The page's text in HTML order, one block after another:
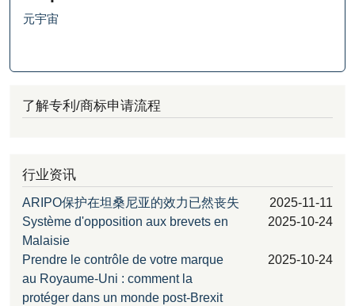
元宇宙
了解专利/商标申请流程
行业资讯
ARIPO保护在坦桑尼亚的效力已然丧失
2025-11-11
Système d'opposition aux brevets en
Malaisie
2025-10-24
Prendre le contrôle de votre marque
au Royaume-Uni : comment la
protéger dans un monde post-Brexit
2025-10-24